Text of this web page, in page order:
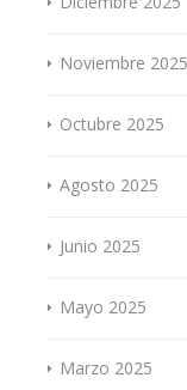
Noviembre 2025
Octubre 2025
Agosto 2025
Junio 2025
Mayo 2025
Marzo 2025